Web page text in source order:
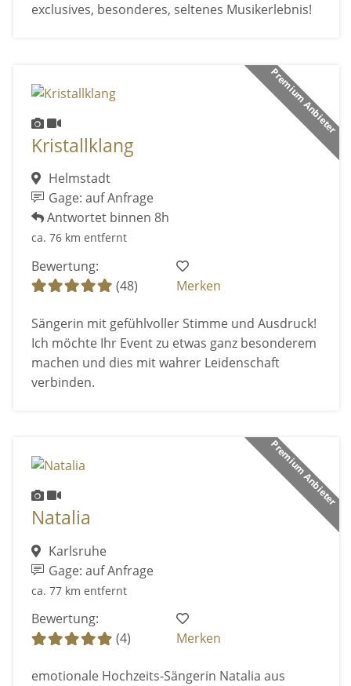
exclusives, besonderes, seltenes Musikerlebnis!
Premium Anbieter
Kristallklang
Helmstadt
Gage: auf Anfrage
Antwortet binnen 8h
ca. 76 km entfernt
Bewertung:
(48)
Merken
Sängerin mit gefühlvoller Stimme und Ausdruck!
Ich möchte Ihr Event zu etwas ganz besonderem
machen und dies mit wahrer Leidenschaft
verbinden.
Premium Anbieter
Natalia
Karlsruhe
Gage: auf Anfrage
ca. 77 km entfernt
Bewertung:
(4)
Merken
emotionale Hochzeits-Sängerin Natalia aus